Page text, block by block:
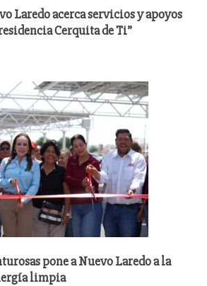
Laredo acerca servicios y apoyos
Cerquita de Ti”
pone a Nuevo Laredo a la
limpia